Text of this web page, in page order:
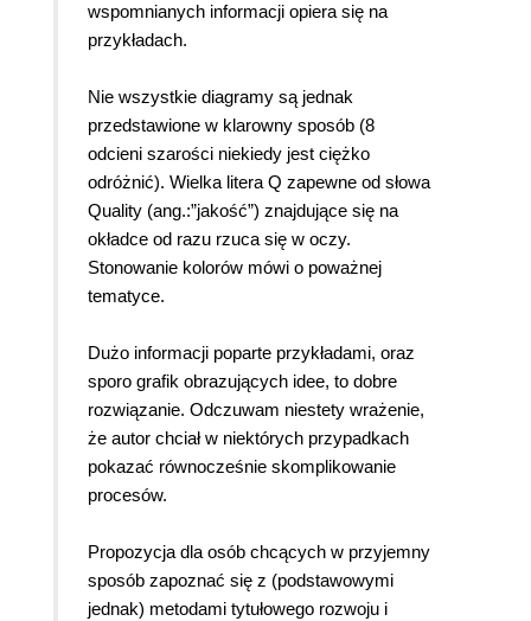
wspomnianych informacji opiera się na
przykładach.
Nie wszystkie diagramy są jednak
przedstawione w klarowny sposób (8
odcieni szarości niekiedy jest ciężko
odróżnić). Wielka litera Q zapewne od słowa
Quality (ang.:”jakość”) znajdujące się na
okładce od razu rzuca się w oczy.
Stonowanie kolorów mówi o poważnej
tematyce.
Dużo informacji poparte przykładami, oraz
sporo grafik obrazujących idee, to dobre
rozwiązanie. Odczuwam niestety wrażenie,
że autor chciał w niektórych przypadkach
pokazać równocześnie skomplikowanie
procesów.
Propozycja dla osób chcących w przyjemny
sposób zapoznać się z (podstawowymi
jednak) metodami tytułowego rozwoju i